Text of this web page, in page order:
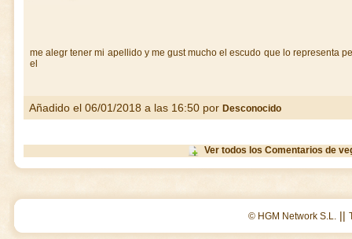
me alegr tener mi apellido y me gust mucho el escudo que lo representa
el
Añadido el 06/01/2018 a las 16:50 por Desconocido
Ver todos los Comentarios de
© HGM Network S.L. ||